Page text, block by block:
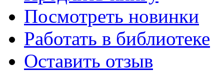
Посмотреть новинки
Работать в библиотеке
Оставить отзыв